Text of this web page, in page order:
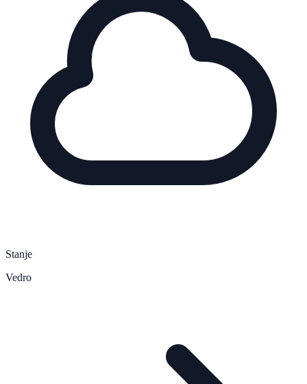
Stanje
Vedro